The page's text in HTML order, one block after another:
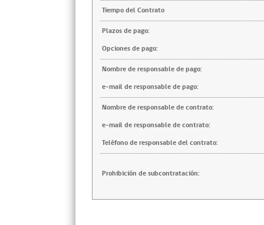
Tiempo del Contrato
Plazos de pago:
Opciones de pago:
Nombre de responsable de pago:
e-mail de responsable de pago:
Nombre de responsable de contrato:
e-mail de responsable de contrato:
Teléfono de responsable del contrato:
Prohibición de subcontratación: